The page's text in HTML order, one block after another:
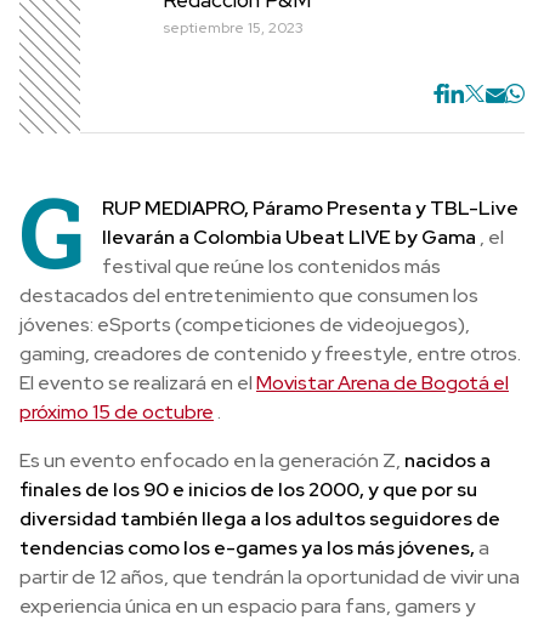
septiembre 15, 2023
G
RUP MEDIAPRO, Páramo Presenta y TBL-Live
llevarán a Colombia Ubeat LIVE by Gama , el
festival que reúne los contenidos más
destacados del entretenimiento que consumen los
jóvenes: eSports (competiciones de videojuegos),
gaming, creadores de contenido y freestyle, entre otros.
El evento se realizará en elMovistar Arena de Bogotá el
próximo 15 de octubre .
Es un evento enfocado en la generación Z, nacidos a
finales de los 90 e inicios de los 2000, y que por su
diversidad también llega a los adultos seguidores de
tendencias como los e-games ya los más jóvenes,a
partir de 12 años, que tendrán la oportunidad de vivir una
experiencia única en un espacio para fans, gamers y